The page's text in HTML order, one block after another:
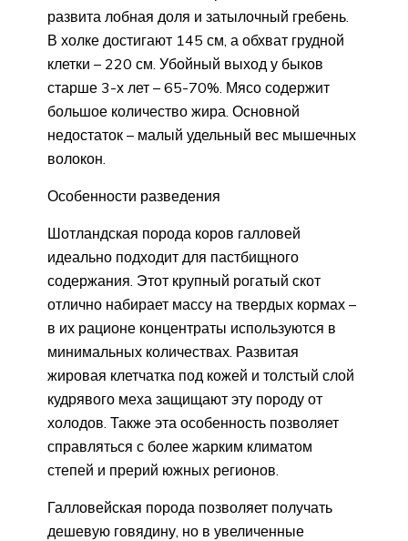
развита лобная доля и затылочный гребень.
В холке достигают 145 см, а обхват грудной
клетки – 220 см. Убойный выход у быков
старше 3-х лет – 65-70%. Мясо содержит
большое количество жира. Основной
недостаток – малый удельный вес мышечных
волокон.
Особенности разведения
Шотландская порода коров галловей
идеально подходит для пастбищного
содержания. Этот крупный рогатый скот
отлично набирает массу на твердых кормах –
в их рационе концентраты используются в
минимальных количествах. Развитая
жировая клетчатка под кожей и толстый слой
кудрявого меха защищают эту породу от
холодов. Также эта особенность позволяет
справляться с более жарким климатом
степей и прерий южных регионов.
Галловейская порода позволяет получать
дешевую говядину, но в увеличенные